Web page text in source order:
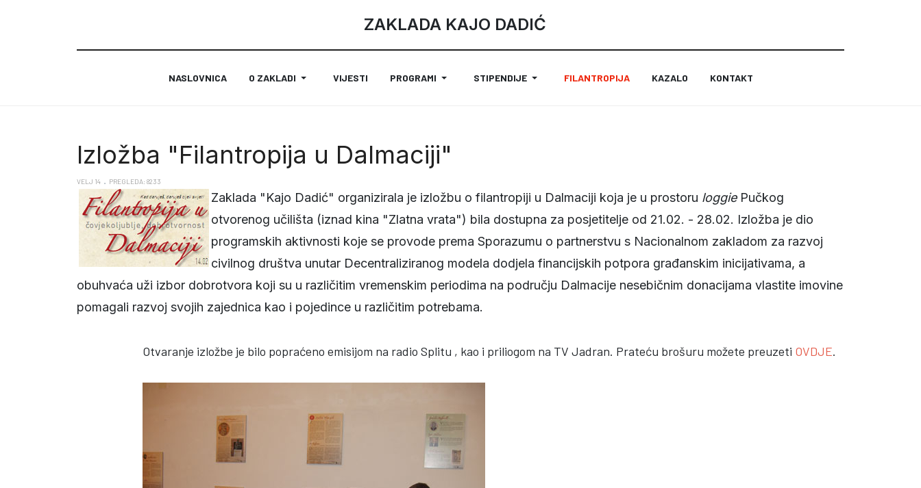
ZAKLADA KAJO DADIĆ
NASLOVNICA O ZAKLADI VIJESTI PROGRAMI STIPENDIJE FILANTROPIJA KAZALO KONTAKT
Izložba "Filantropija u Dalmaciji"
VELJ 14 PREGLEDA: 8233
Zaklada "Kajo Dadić" organizirala je izložbu o filantropiji u Dalmaciji koja je u prostoru loggie Pučkog
otvorenog učilišta (iznad kina "Zlatna vrata") bila dostupna za posjetitelje od 21.02. - 28.02. Izložba je dio
programskih aktivnosti koje se provode prema Sporazumu o partnerstvu s Nacionalnom zakladom za razvoj
civilnog društva unutar Decentraliziranog modela dodjela financijskih potpora građanskim inicijativama, a
obuhvaća uži izbor dobrotvora koji su u različitim vremenskim periodima na području Dalmacije nesebičnim donacijama vlastite imovine
pomagali razvoj svojih zajednica kao i pojedince u različitim potrebama.
Otvaranje izložbe je bilo popraćeno emisijom na radio Splitu , kao i priliogom na TV Jadran. Prateću brošuru možete preuzeti OVDJE.